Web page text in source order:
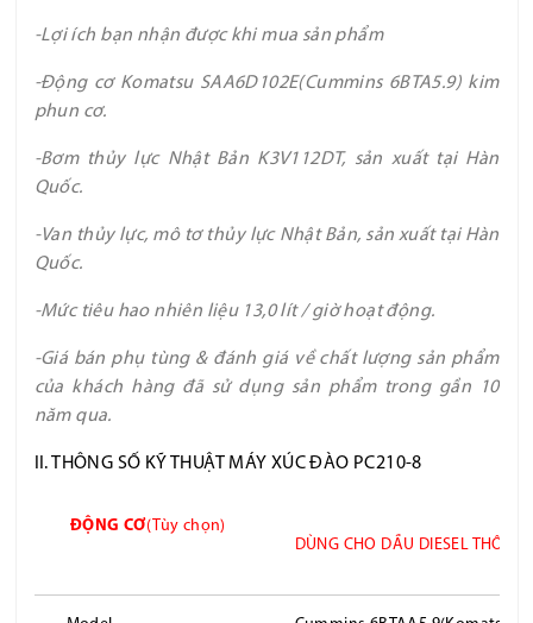
-Lợi ích bạn nhận được khi mua sản phẩm
-Động cơ Komatsu SAA6D102E(Cummins 6BTA5.9) kim
phun cơ.
-Bơm thủy lực Nhật Bản K3V112DT, sản xuất tại Hàn
Quốc.
-Van thủy lực, mô tơ thủy lực Nhật Bản, sản xuất tại Hàn
Quốc.
-Mức tiêu hao nhiên liệu 13,0 lít / giờ hoạt động.
-Giá bán phụ tùng & đánh giá về chất lượng sản phẩm
của khách hàng đã sử dụng sản phẩm trong gần 10
năm qua.
II. THÔNG SỐ KỸ THUẬT MÁY XÚC ĐÀO PC210-8
ĐỘNG CƠ(Tùy chọn)
DÙNG CHO DẦU DIESEL THÔNG